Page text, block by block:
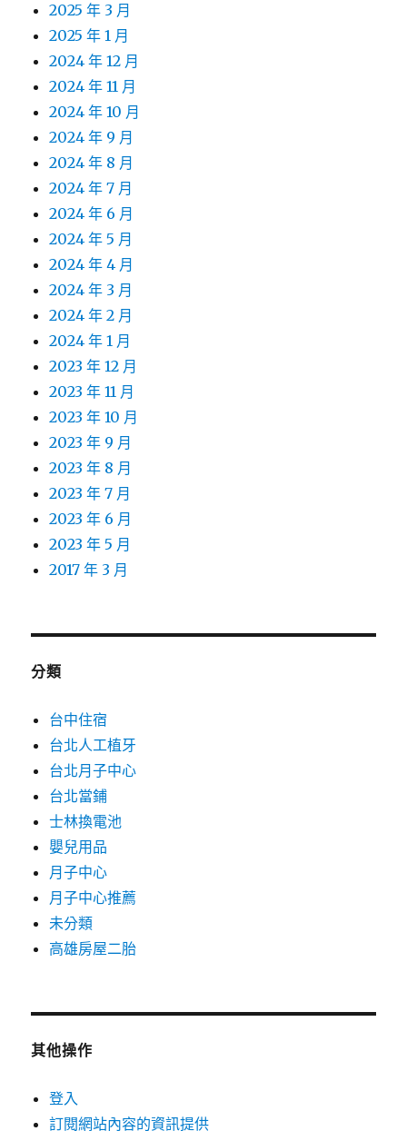
2025 年 3 月
2025 年 1 月
2024 年 12 月
2024 年 11 月
2024 年 10 月
2024 年 9 月
2024 年 8 月
2024 年 7 月
2024 年 6 月
2024 年 5 月
2024 年 4 月
2024 年 3 月
2024 年 2 月
2024 年 1 月
2023 年 12 月
2023 年 11 月
2023 年 10 月
2023 年 9 月
2023 年 8 月
2023 年 7 月
2023 年 6 月
2023 年 5 月
2017 年 3 月
分類
台中住宿
台北人工植牙
台北月子中心
台北當鋪
士林換電池
嬰兒用品
月子中心
月子中心推薦
未分類
高雄房屋二胎
其他操作
登入
訂閱網站內容的資訊提供